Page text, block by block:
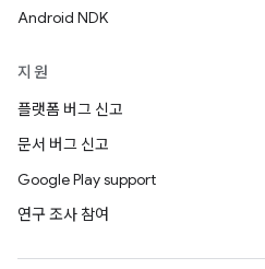
Android NDK
지원
플랫폼 버그 신고
문서 버그 신고
Google Play support
연구 조사 참여